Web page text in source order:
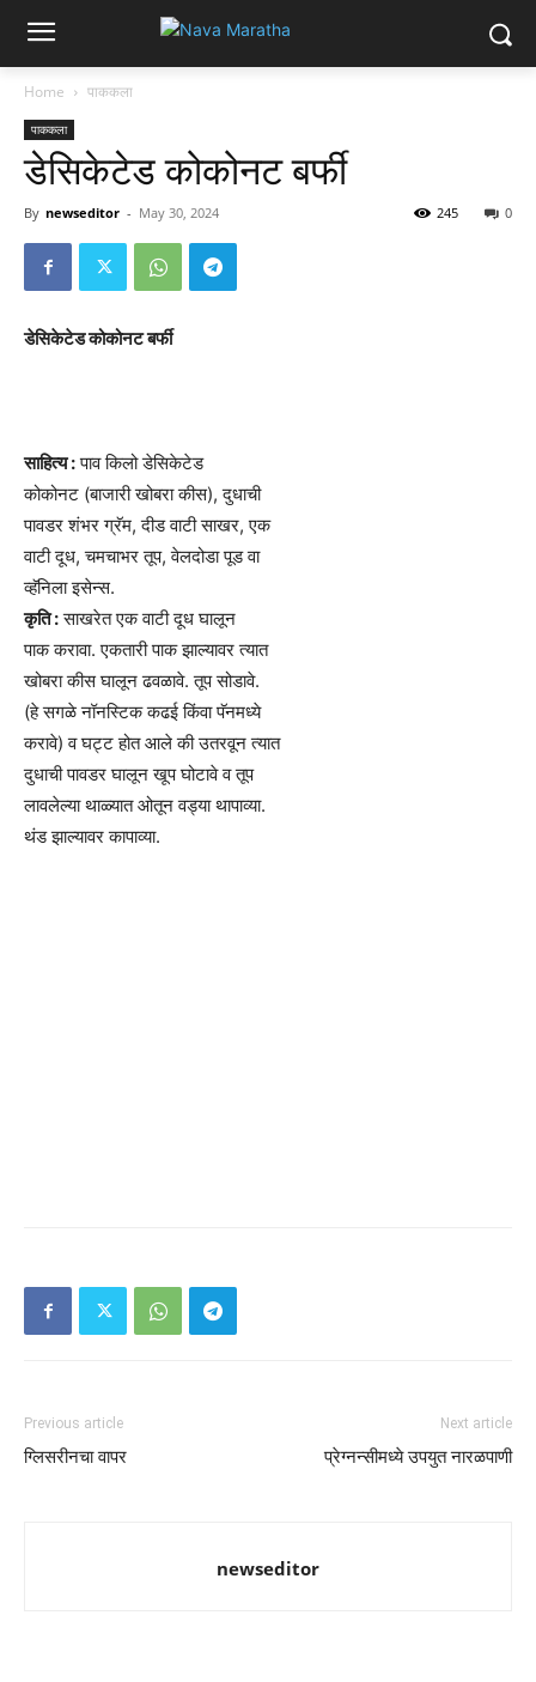
Home पाककला
पाककला
डेसिकेटेड कोकोनट बर्फी
By newseditor - May 30, 2024 0
245
डेसिकेटेड कोकोनट बर्फी
साहित्य :पाव किलो डेसिकेटेड
कोकोनट (बाजारी खोबरा कीस), दुधाची
पावडर शंभर ग्रॅम, दीड वाटी साखर, एक
वाटी दूध, चमचाभर तूप, वेलदोडा पूड वा
व्हॅनिला इसेन्स.
कृति :साखरेत एक वाटी दूध घालून
पाक करावा. एकतारी पाक झाल्यावर त्यात
खोबरा कीस घालून ढवळावे. तूप सोडावे.
(हे सगळे नॉनस्टिक कढई किंवा पॅनमध्ये
करावे) व घट्ट होत आले की उतरवून त्यात
दुधाची पावडर घालून खूप घोटावे व तूप
लावलेल्या थाळ्यात ओतून वड्या थापाव्या.
थंड झाल्यावर कापाव्या.
Previous article
ग्लिसरीनचा वापर
Next article
प्रेग्नन्सीमध्ये उपयुत नारळपाणी
newseditor